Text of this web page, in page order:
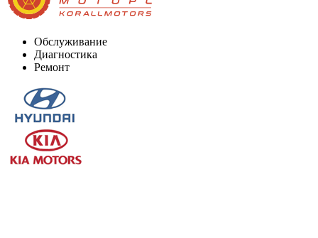
Обслуживание
Диагностика
Ремонт